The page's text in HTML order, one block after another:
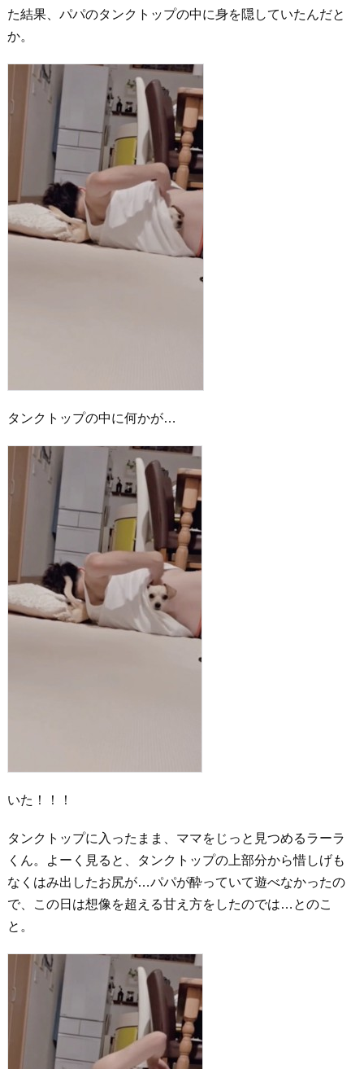
た結果、パパのタンクトップの中に身を隠していたんだと
か。
タンクトップの中に何かが…
いた！！！
タンクトップに入ったまま、ママをじっと見つめるラーラ
くん。よーく見ると、タンクトップの上部分から惜しげも
なくはみ出したお尻が…パパが酔っていて遊べなかったの
で、この日は想像を超える甘え方をしたのでは…とのこ
と。